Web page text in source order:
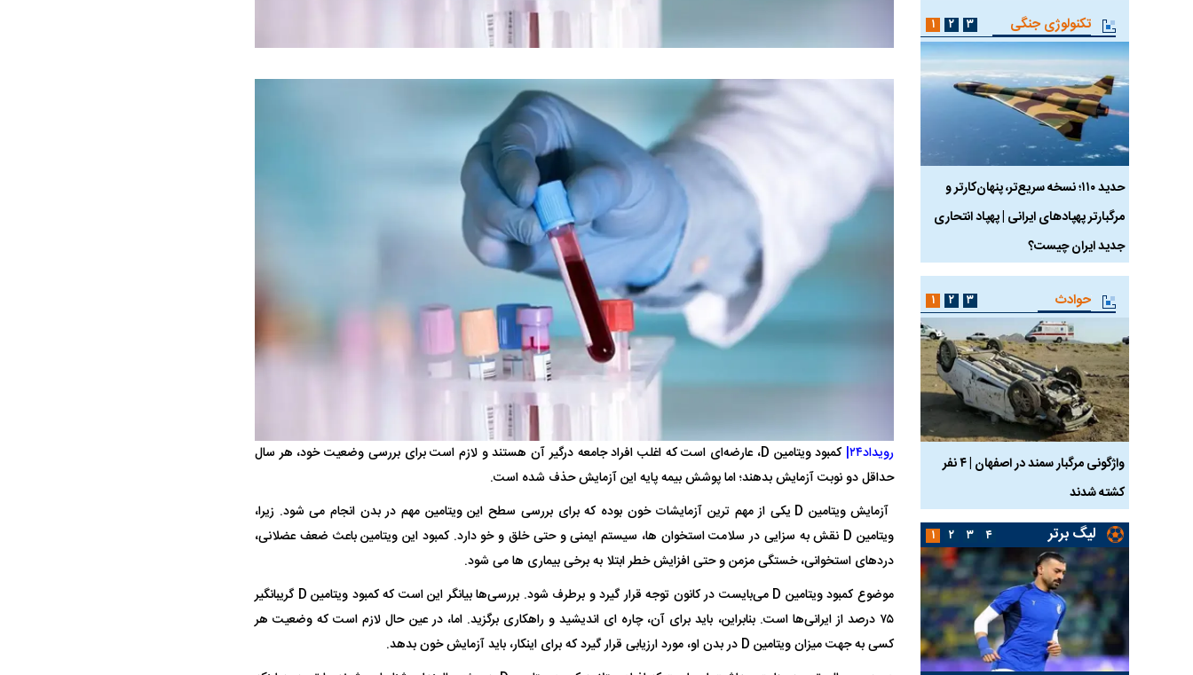
رویداد۲۴|
کمبود ویتامین D، عارضه‌ای است که اغلب افراد جامعه درگیر آن هستند و لازم است برای بررسی وضعیت خود، هر سال
حداقل دو نوبت آزمایش بدهند؛ اما پوشش بیمه پایه این آزمایش حذف شده است.
آزمایش ویتامین D یکی از مهم ترین آزمایشات خون بوده که برای بررسی سطح این ویتامین مهم در بدن انجام می‌ شود. زیرا،
ویتامین D نقش به سزایی در سلامت استخوان‌ ها، سیستم ایمنی و حتی خلق‌ و خو دارد. کمبود این ویتامین باعث ضعف عضلانی،
دردهای استخوانی، خستگی مزمن و حتی افزایش خطر ابتلا به برخی بیماری‌ ها می شود.
موضوع کمبود ویتامین D می‌بایست در کانون توجه قرار گیرد و برطرف شود. بررسی‌ها بیانگر این است که کمبود ویتامین D گریبانگیر
۷۵ درصد از ایرانی‌ها است. بنابراین، باید برای آن، چاره ای اندیشید و راهکاری برگزید. اما، در عین حال لازم است که وضعیت هر
کسی به جهت میزان ویتامین D در بدن او، مورد ارزیابی قرار گیرد که برای اینکار، باید آزمایش خون بدهد.
تکنولوژی جنگی
حدید ۱۱۰؛ نسخه سریع‌تر، پنهان‌کارتر و
مرگبارتر پهپادهای ایرانی | پهپاد انتحاری
جدید ایران چیست؟
هواپیمای مرموز E-11A BACN چیست؟
فضاپیمای «استارشیپ» ایلان ماسک
چیست؟
حدید ۱۱۰؛ نسخه سریع‌تر، پنهان‌کارتر و
مرگبارتر پهپادهای ایرانی | پهپاد انتحاری
جدید ایران چیست؟
۱ ۲ ۳
حوادث
واژگونی مرگبار سمند در اصفهان | ۴ نفر
کشته شدند
عکس| ماجرای کشف جسد ناشناس که
مرگ دلخراش دختر ۱۸ ساله بر اثر برق
واژگونی مرگبار سمند در اصفهان | ۴ نفر
عکس| ماجرای کشف جسد ناشناس که
۱ ۲ ۳
لیگ برتر ۱ ۲ ۳ ۴